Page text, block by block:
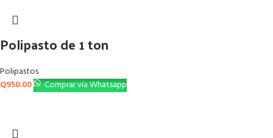
Polipasto de 1 ton
Polipastos
Q950.00 Comprar vía Whatsapp